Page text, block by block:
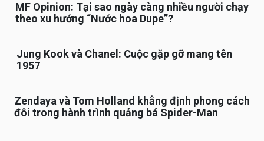
MF Opinion: Tại sao ngày càng nhiều người chạy
theo xu hướng “Nước hoa Dupe”?
Jung Kook và Chanel: Cuộc gặp gỡ mang tên
1957
Zendaya và Tom Holland khẳng định phong cách
đôi trong hành trình quảng bá Spider-Man